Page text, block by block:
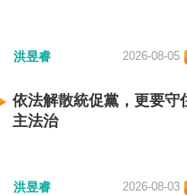
洪昱睿 2026-08-05
依法解散統促黨，更要守
主法治
洪昱睿 2026-08-03